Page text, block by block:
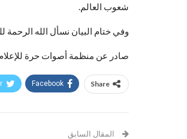
شعوب العالم.
وفي ختام البيان نسأل الله الرحمة
صادر عن منظمة أصوات حرة للإعلام،
Share
Facebook
المقال السابق